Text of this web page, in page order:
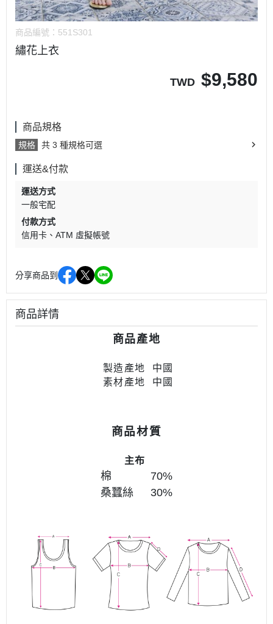
商品編號： 551S301
繡花上衣
TWD $9,580
商品規格
規格 共 3 種規格可選
運送&付款
運送方式
一般宅配
付款方式
信用卡
ATM 虛擬帳號
分享商品到
商品詳情
商品產地
製造產地 中國
素材產地 中國
商品材質
主布
棉 70%
桑蠶絲 30%